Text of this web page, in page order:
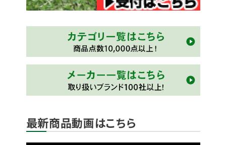
最新商品動画はこちら